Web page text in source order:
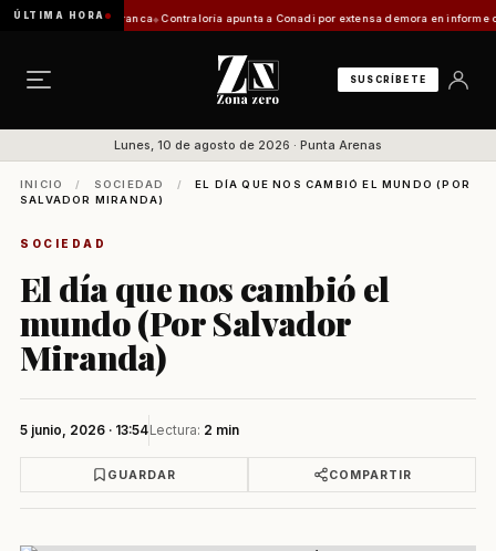
ÚLTIMA HORA
de Zona Franca Contraloría apunta a Conadi por extensa demora en informe
SUSCRÍBETE
Lunes, 10 de agosto de 2026 · Punta Arenas
INICIO / SOCIEDAD /
EL DÍA QUE NOS CAMBIÓ EL MUNDO (POR
SALVADOR MIRANDA)
SOCIEDAD
El día que nos cambió el
mundo (Por Salvador
Miranda)
5 junio, 2026 · 13:54Lectura: 2 min
GUARDAR COMPARTIR